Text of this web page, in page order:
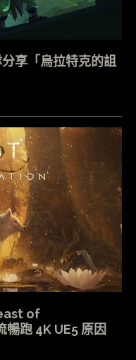
享「烏拉特克的詛
of
跑 4K UE5 原因